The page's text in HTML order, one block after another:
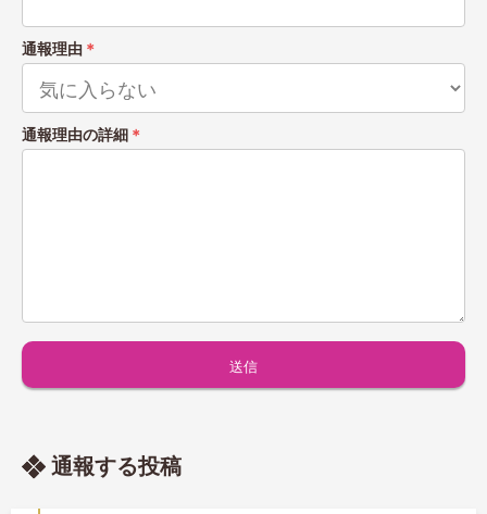
通報理由 ＊
通報理由の詳細 ＊
通報する投稿